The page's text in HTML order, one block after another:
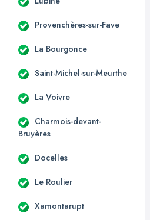
Provenchères-sur-Fave
La Bourgonce
Saint-Michel-sur-Meurthe
La Voivre
Charmois-devant-
Bruyères
Docelles
Le Roulier
Xamontarupt